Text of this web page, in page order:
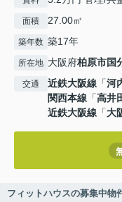
面積 27.00㎡
築年数 築17年
所在地 大阪府柏原市国
交通 近鉄大阪線 「河
関西本線 「高井
近鉄大阪線 「大
フィットハウスの募集中物